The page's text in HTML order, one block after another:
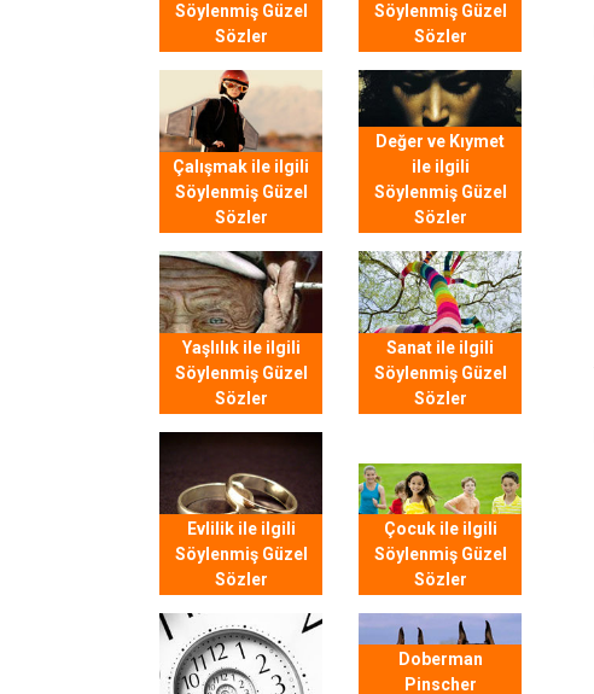
Söylenmiş Güzel
Sözler
Söylenmiş Güzel
Sözler
Çalışmak ile ilgili
Söylenmiş Güzel
Sözler
Değer ve Kıymet
ile ilgili
Söylenmiş Güzel
Sözler
Yaşlılık ile ilgili
Söylenmiş Güzel
Sözler
Sanat ile ilgili
Söylenmiş Güzel
Sözler
Evlilik ile ilgili
Söylenmiş Güzel
Sözler
Çocuk ile ilgili
Söylenmiş Güzel
Sözler
Doberman
Pinscher